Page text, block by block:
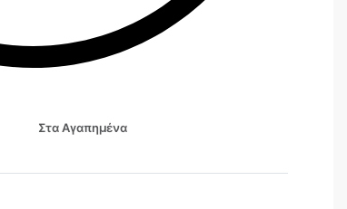
Στα Αγαπημένα